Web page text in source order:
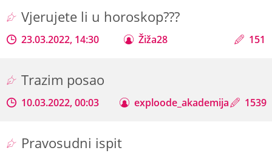
Vjerujete li u horoskop???
23.03.2022, 14:30 Žiža28 151
Trazim posao
10.03.2022, 00:03 exploode_akademija 1539
Pravosudni ispit